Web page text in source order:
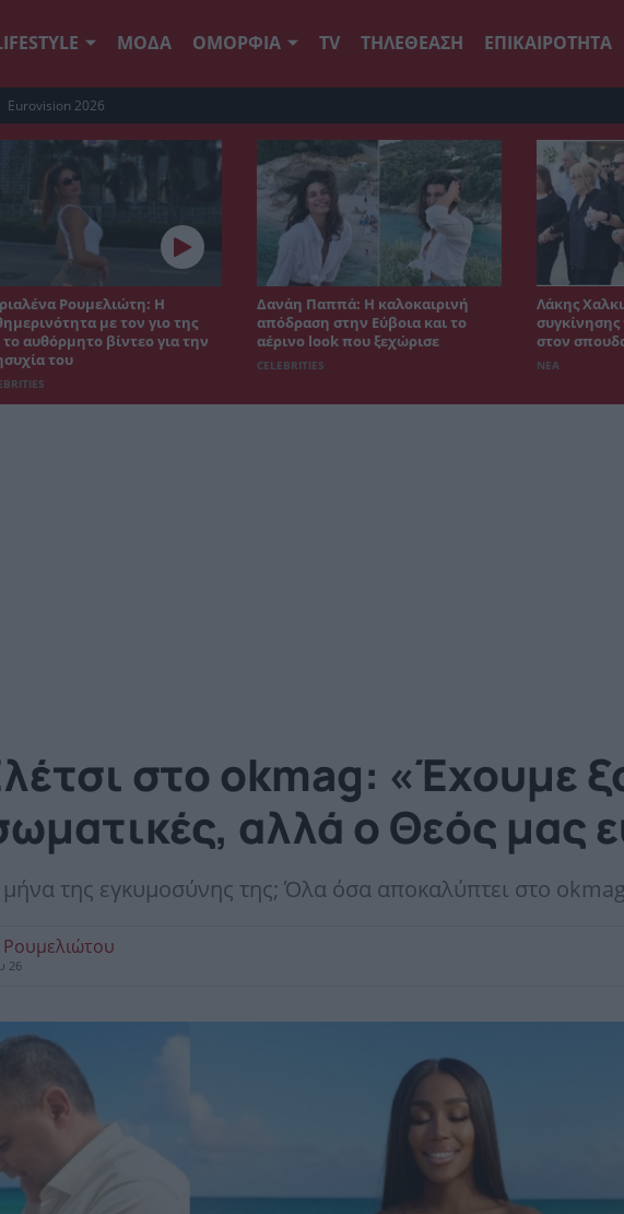
ΜΟΔΑ ΟΜΟΡΦΙΑ TV ΤΗΛΕΘΕΑΣΗ ΕΠΙΚΑΙΡΟΤΗΤΑ
Eurovision 2026
Ρουμελιώτη: Η
με τον γιο της
το αυθόρμητο βίντεο για την
του
Δανάη Παππά: Η καλοκαιρινή
απόδραση στην Εύβοια και το
αέρινο look που ξεχώρισε
CELEBRITIES
Λάκης
συγκίνησης
στον
ΝΕΑ
στο okmag: «Έχουμε
αλλά ο Θεός μας
μήνα της εγκυμοσύνης της; Όλα όσα αποκαλύπτει στο
26